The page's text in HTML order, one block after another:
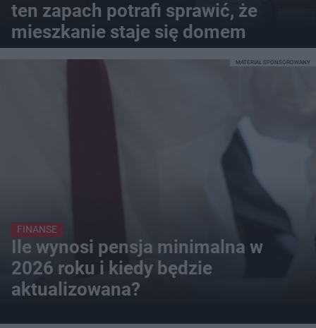
ten zapach potrafi sprawić, że
mieszkanie staje się domem
FINANSE
Ile wynosi pensja minimalna w
2026 roku i kiedy będzie
aktualizowana?
MATERIAŁ SPONSOROWANY